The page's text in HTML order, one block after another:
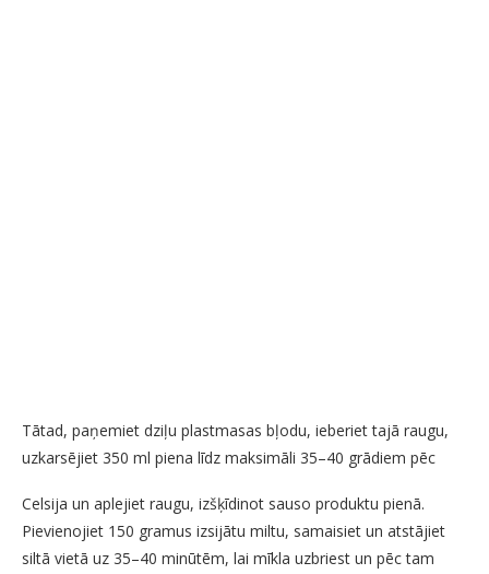
Tātad, paņemiet dziļu plastmasas bļodu, ieberiet tajā raugu,
uzkarsējiet 350 ml piena līdz maksimāli 35–40 grādiem pēc
Celsija un aplejiet raugu, izšķīdinot sauso produktu pienā.
Pievienojiet 150 gramus izsijātu miltu, samaisiet un atstājiet
siltā vietā uz 35–40 minūtēm, lai mīkla uzbriest un pēc tam